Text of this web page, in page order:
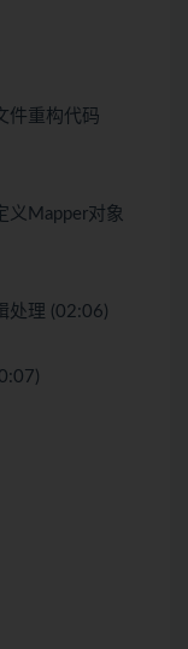
件重构代码
义Mapper对象
处理 (02:06)